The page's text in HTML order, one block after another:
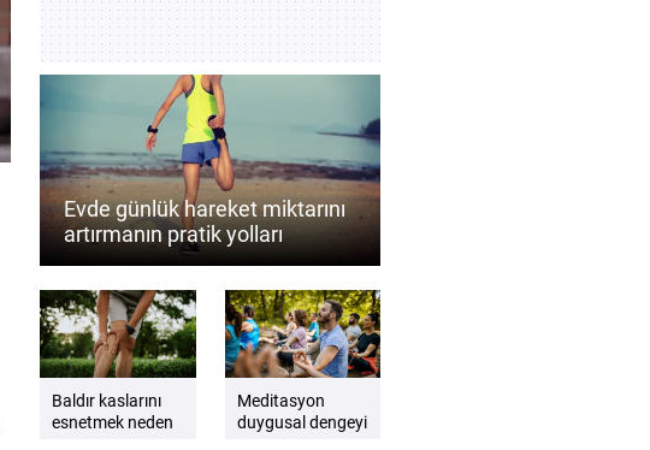
Evde günlük hareket miktarını
artırmanın pratik yolları
nelerdir?
Baldır kaslarını
esnetmek neden
Meditasyon
duygusal dengeyi